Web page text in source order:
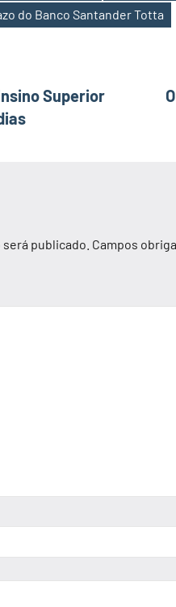
do Banco Santander Totta
Superior
publicado. Campos